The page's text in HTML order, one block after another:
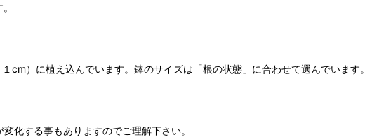
cm）に植え込んでいます。鉢のサイズは「根の状態」に合わせて選んでいます。
化する事もありますのでご理解下さい。